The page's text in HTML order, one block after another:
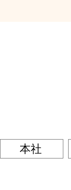
本社